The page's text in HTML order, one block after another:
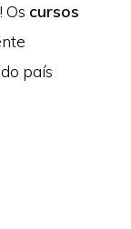
! Os cursos
país